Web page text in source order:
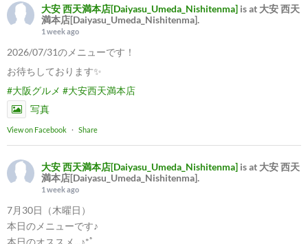
大安 西天満本店[Daiyasu_Umeda_Nishitenma] is at 大安 西天
満本店[Daiyasu_Umeda_Nishitenma].
1 week ago
2026/07/31のメニューです！
お待ちしております✨
#大阪グルメ #大安西天満本店
写真
View on Facebook · Share
大安 西天満本店[Daiyasu_Umeda_Nishitenma] is at 大安 西天
満本店[Daiyasu_Umeda_Nishitenma].
1 week ago
7月30日（木曜日）
本日のメニューです♪
本日のオススメ...♪*ﾟ